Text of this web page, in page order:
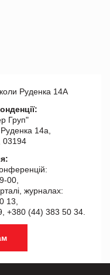
Руденка 14А
Груп"
14а,
03194
00,
журналах:
13,
+380 (44) 383 50 34.